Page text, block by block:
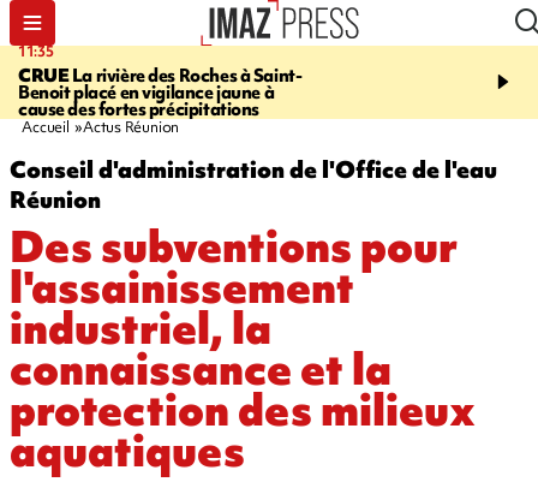
11:35
CRUELa rivière des Roches à Saint-
Benoit placé en vigilance jaune à
cause des fortes précipitations
11:57
Le
Papang a repris du
Accueil Actus Réunion
Conseil d'administration de l'Office de l'eau
Réunion
Des subventions pour
l'assainissement
industriel, la
connaissance et la
protection des milieux
aquatiques